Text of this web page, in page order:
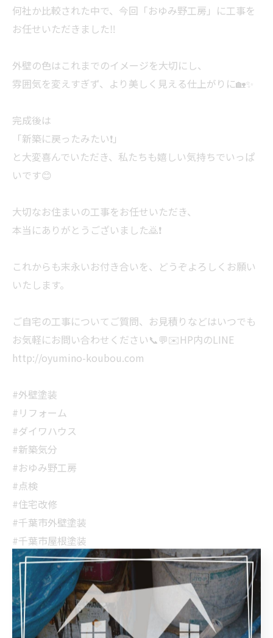
何社か比較された中で、今回「おゆみ野工房」に工事を
お任せいただきました‼️
外壁の色はこれまでのイメージを大切にし、
雰囲気を変えすぎず、より美しく見える仕上がりに🏡✨
完成後は
「新築に戻ったみたい❗️」
と大変喜んでいただき、私たちも嬉しい気持ちでいっぱ
いです😊
大切なお住まいの工事をお任せいただき、
本当にありがとうございました🙇❗️
これからも末永いお付き合いを、どうぞよろしくお願い
いたします。
ご自宅の工事についてご質問、お見積りなどはいつでも
お気軽にお問い合わせください📞💬✉️HP内のLINE
http://oyumino-koubou.com
#外壁塗装
#リフォーム
#ダイワハウス
#新築気分
#おゆみ野工房
#点検
#住宅改修
#千葉市外壁塗装
#千葉市屋根塗装
#市原市外壁塗装
#市原市屋根塗装
#地域密着